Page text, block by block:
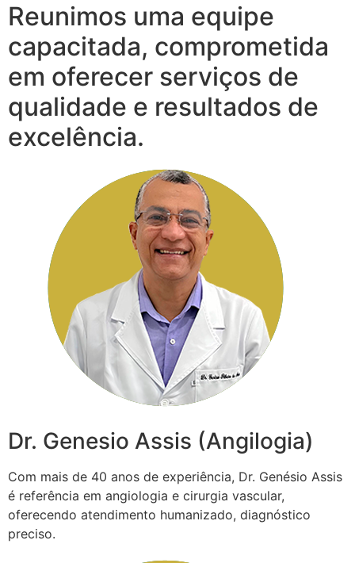
Reunimos uma equipe
capacitada, comprometida
em oferecer serviços de
qualidade e resultados de
excelência.
Dr. Genesio Assis (Angilogia)
Com mais de 40 anos de experiência, Dr. Genésio Assis
é referência em angiologia e cirurgia vascular,
oferecendo atendimento humanizado, diagnóstico
preciso.